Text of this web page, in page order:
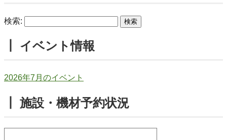
検索:
┃ イベント情報
2026年7月のイベント
┃ 施設・機材予約状況